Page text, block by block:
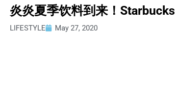
炎炎夏季饮料到来！
LIFESTYLE May 27, 2020